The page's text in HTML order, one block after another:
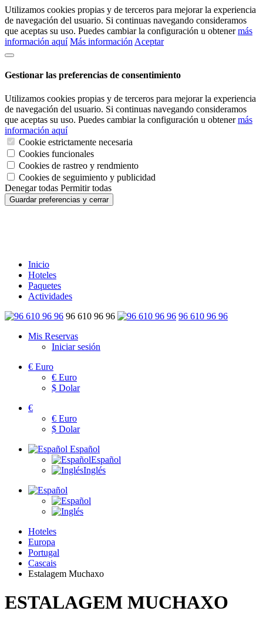
Utilizamos cookies propias y de terceros para mejorar la experiencia
de navegación del usuario. Si continuas navegando consideramos
que aceptas su uso. Puedes cambiar la configuración u obtenermás
información aquí Más información Aceptar
Gestionar las preferencias de consentimiento
Utilizamos cookies propias y de terceros para mejorar la experiencia
de navegación del usuario. Si continuas navegando consideramos
que aceptas su uso. Puedes cambiar la configuración u obtenermás
información aquí
Cookie estrictamente necesaria
Cookies funcionales
Cookies de rastreo y rendmiento
Cookies de seguimiento y publicidad
Denegar todas Permitir todas
Guardar preferencias y cerrar
Inicio
Hoteles
Paquetes
Actividades
96 610 96 96
96 610 96 96
Mis Reservas
Iniciar sesión
€ Euro
€ Euro
$ Dolar
€
€ Euro
$ Dolar
Español
Español
Inglés
Hoteles
Europa
Portugal
Cascais
Estalagem Muchaxo
ESTALAGEM MUCHAXO